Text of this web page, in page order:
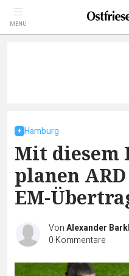
MENÜ
Hamburg
Mit diesem
planen
EM-
VonAlexander
0 Kommentare